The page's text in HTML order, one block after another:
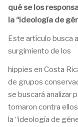
qué se los
la “ideología de
Este artículo busca
surgimiento de los
hippies en Costa
de grupos
se buscará analizar
tomaron contra
la “ideología de